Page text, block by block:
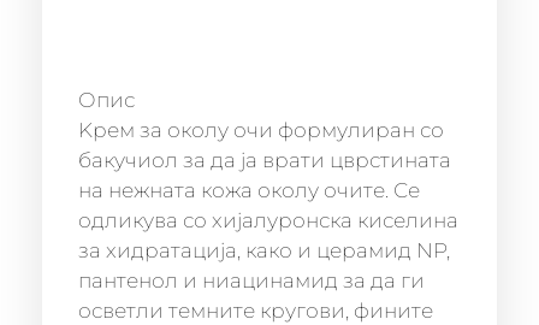
Опис
Kрем за околу очи формулиран со
бакучиол за да ја врати цврстината
на нежната кожа околу очите. Се
одликува со хијалуронска киселина
за хидратација, како и церамид NP,
пантенол и ниацинамид за да ги
осветли темните кругови, фините